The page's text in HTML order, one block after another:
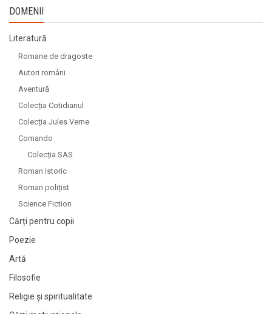
DOMENII
Literatură
Romane de dragoste
Autori români
Aventură
Colecția Cotidianul
Colecția Jules Verne
Comando
Colecția SAS
Roman istoric
Roman polițist
Science Fiction
Cărți pentru copii
Poezie
Artă
Filosofie
Religie și spiritualitate